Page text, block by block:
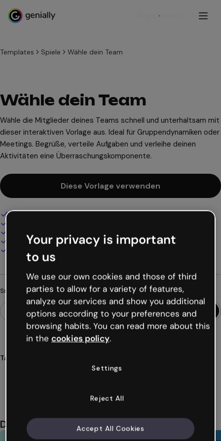
Registrieren
Templates Spiele Wähle dein Team
Wähle dein Team
Wähle die Mitglieder deines Teams schnell und unterhaltsam mit
dieser interaktiven Vorlage aus. Ideal für Gruppendynamiken oder
Meetings. Begrüße, verteile Aufgaben und verleihe deinen
Aktivitäten eine Überraschungskomponente.
Diese Vorlage verwenden
Interaktives und animiertes Design
Online präsentieren, teilen oder veröffentlichen
Als PDF, MP4 und andere Formate herunterladen
Suchst du etwas anderes?
Tags
unternehmen
Das könnte dir auch gefallen
Your privacy is important
to us
We use our own cookies and those of third
parties to allow for a variety of features,
analyze our services and show you additional
options according to your preferences and
browsing habits. You can read more about this
in the cookies policy.
Settings
Reject All
Accept All Cookies